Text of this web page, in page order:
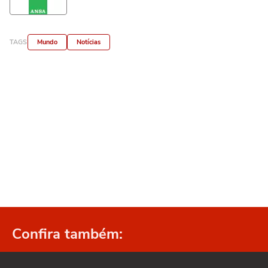
TAGS Mundo Notícias
Confira também: